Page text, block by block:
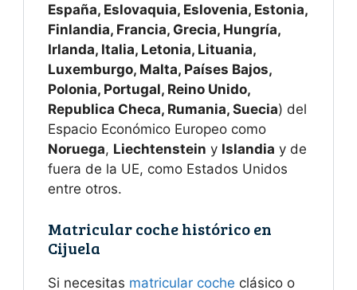
España, Eslovaquia, Eslovenia, Estonia,
Finlandia, Francia, Grecia, Hungría,
Irlanda, Italia, Letonia, Lituania,
Luxemburgo, Malta, Países Bajos,
Polonia, Portugal, Reino Unido,
Republica Checa, Rumania, Suecia) del
Espacio Económico Europeo como
Noruega, Liechtenstein y Islandia y de
fuera de la UE, como Estados Unidos
entre otros.
Matricular coche histórico en
Cijuela
Si necesitas matricular coche clásico o